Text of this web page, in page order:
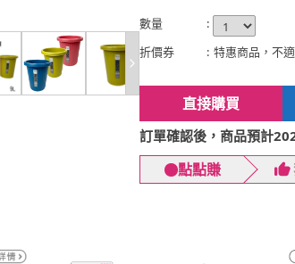
數量
:
折價券
: 特惠商品，不
直接購買
訂單確認後，商品預計
點點賺